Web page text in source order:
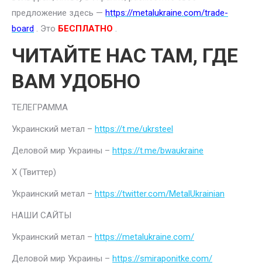
предложение здесь — https://metalukraine.com/trade-
board . Это БЕСПЛАТНО .
ЧИТАЙТЕ НАС ТАМ, ГДЕ
ВАМ УДОБНО
ТЕЛЕГРАММА
Украинский метал – https://t.me/ukrsteel
Деловой мир Украины – https://t.me/bwaukraine
Х (Твиттер)
Украинский метал – https://twitter.com/MetalUkrainian
НАШИ САЙТЫ
Украинский метал – https://metalukraine.com/
Деловой мир Украины – https://smiraponitke.com/